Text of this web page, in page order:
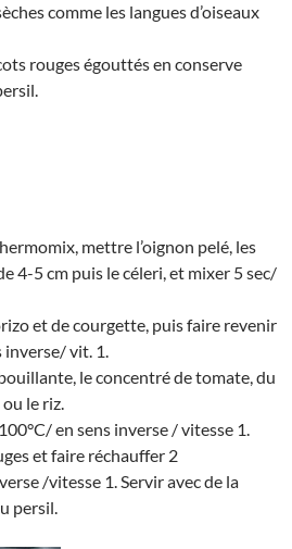
comme les langues d’oiseaux
rouges égouttés en conserve
mettre l’oignon pelé, les
4-5 cm puis le céleri, et mixer 5 sec/
et de courgette, puis faire revenir
inverse/ vit. 1.
le concentré de tomate, du
le riz.
en sens inverse / vitesse 1.
et faire réchauffer 2
/vitesse 1. Servir avec de la
persil.